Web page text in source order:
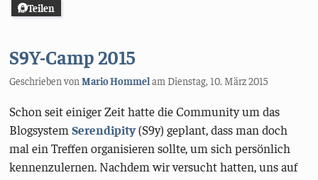
Teilen
S9Y-Camp 2015
Geschrieben vonMario HommelamDienstag, 10. März 2015
Schon seit einiger Zeit hatte die Community um das
BlogsystemSerendipity(S9y) geplant, dass man doch
mal ein Treffen organisieren sollte, um sich persönlich
kennenzulernen. Nachdem wir versucht hatten, uns auf